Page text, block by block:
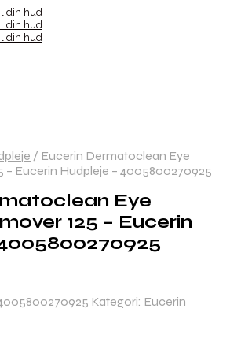
/ Eucerin Dermatoclean Eye
– Eucerin Hudpleje – 4005800270925
Eye
125 – Eucerin
Kategori: Eucerin